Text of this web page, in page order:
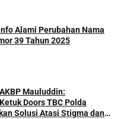
Alami Perubahan Nama
39 Tahun 2025
Mauluddin:
Doors TBC Polda
Solusi Atasi Stigma dan